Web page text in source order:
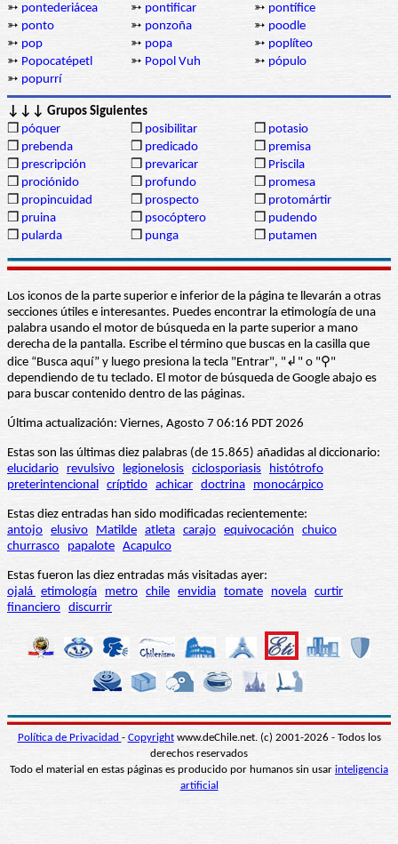
➳ pontederiácea ➳ pontificar ➳ pontífice
➳ ponto ➳ ponzoña ➳ poodle
➳ pop ➳ popa ➳ poplíteo
➳ Popocatépetl ➳ Popol Vuh ➳ pópulo
➳ popurrí
↓↓↓ Grupos Siguientes
❒ póquer ❒ posibilitar ❒ potasio
❒ prebenda ❒ predicado ❒ premisa
❒ prescripción ❒ prevaricar ❒ Priscila
❒ prociónido ❒ profundo ❒ promesa
❒ propincuidad ❒ prospecto ❒ protomártir
❒ pruina ❒ psocóptero ❒ pudendo
❒ pularda ❒ punga ❒ putamen
Los iconos de la parte superior e inferior de la página te llevarán a otras
secciones útiles e interesantes. Puedes encontrar la etimología de una
palabra usando el motor de búsqueda en la parte superior a mano
derecha de la pantalla. Escribe el término que buscas en la casilla que
dice “Busca aquí” y luego presiona la tecla "Entrar", "↲" o "⚲"
dependiendo de tu teclado. El motor de búsqueda de Google abajo es
para buscar contenido dentro de las páginas.
Última actualización: Viernes, Agosto 7 06:16 PDT 2026
Estas son las últimas diez palabras (de 15.865) añadidas al diccionario:
elucidario
revulsivo legionelosis ciclosporiasis
histótrofo
preterintencional críptido achicar doctrina monocárpico
Estas diez entradas han sido modificadas recientemente:
antojo elusivo Matilde atleta carajo equivocación
chuico
churrasco
papalote Acapulco
Estas fueron las diez entradas más visitadas ayer:
ojalá etimología metro chile envidia tomate novela curtir
financiero discurrir
Política de Privacidad - Copyrightwww.deChile.net. (c) 2001-2026 - Todos los
derechos reservados
Todo el material en estas páginas es producido por humanos sin usar inteligencia
artificial